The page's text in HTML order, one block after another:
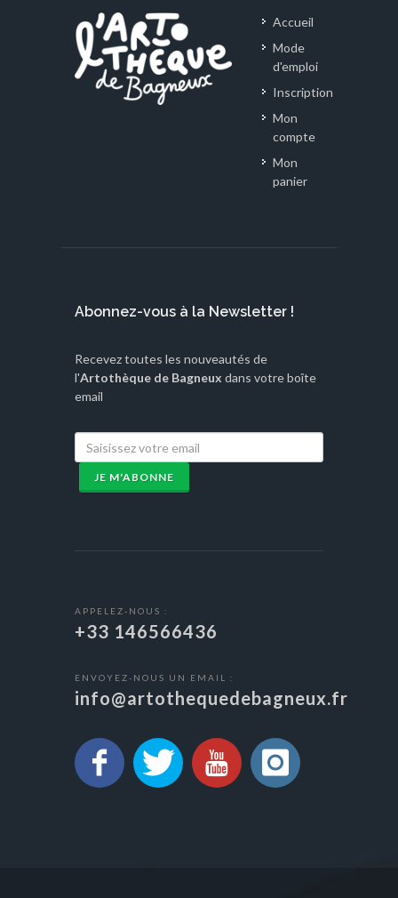
Accueil
Mode
d'emploi
Inscription
Mon
compte
Mon
panier
Abonnez-vous à la Newsletter !
Recevez toutes les nouveautés de
l'Artothèque de Bagneux dans votre boîte
email
JE M'ABONNE
APPELEZ-NOUS :
+33 146566436
ENVOYEZ-NOUS UN EMAIL :
info@artothequedebagneux.fr